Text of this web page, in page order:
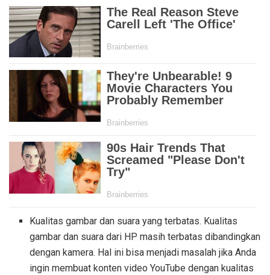
Kualitas gambar dan suara yang terbatas. Kualitas
gambar dan suara dari HP masih terbatas dibandingkan
dengan kamera. Hal ini bisa menjadi masalah jika Anda
ingin membuat konten video YouTube dengan kualitas